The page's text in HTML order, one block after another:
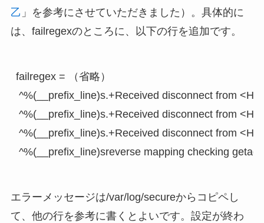
乙 」を参考にさせていただきました）。具体的に
は、failregexのところに、以下の行を追加です。
failregex = （省略）
^%(__prefix_line)s.+Received disconnect from
^%(__prefix_line)s.+Received disconnect from
^%(__prefix_line)s.+Received disconnect from
エラーメッセージは/var/log/secureからコピペし
て、他の行を参考に書くとよいです。設定が終わ